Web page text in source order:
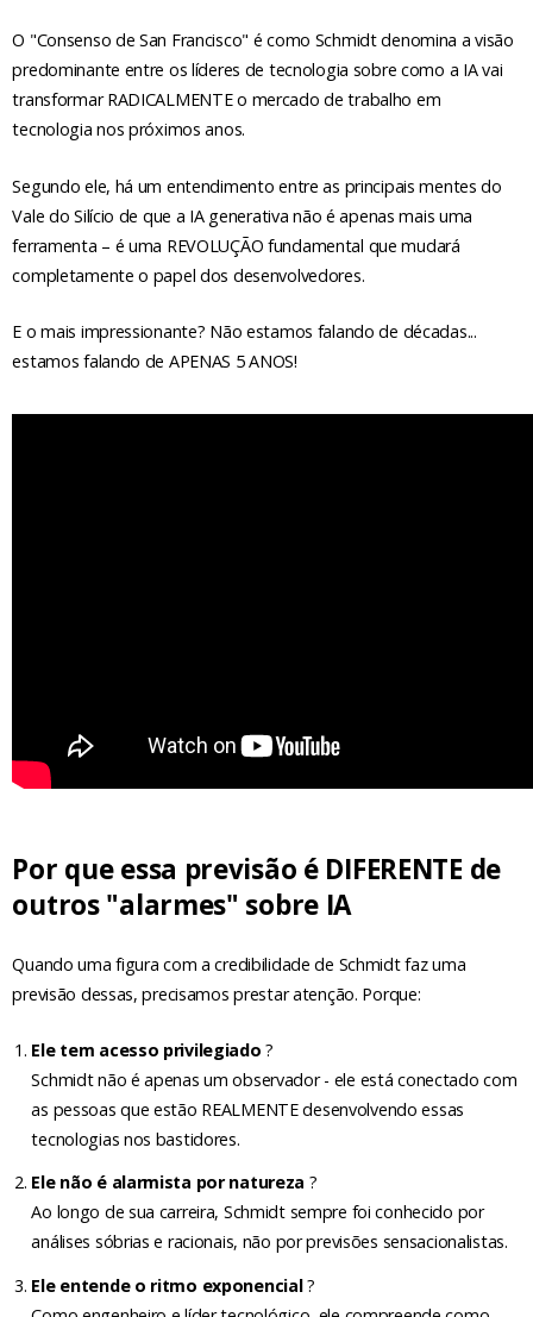
O "Consenso de San Francisco" é como Schmidt denomina a visão
predominante entre os líderes de tecnologia sobre como a IA vai
transformar RADICALMENTE o mercado de trabalho em
tecnologia nos próximos anos.
Segundo ele, há um entendimento entre as principais mentes do
Vale do Silício de que a IA generativa não é apenas mais uma
ferramenta – é uma REVOLUÇÃO fundamental que mudará
completamente o papel dos desenvolvedores.
E o mais impressionante? Não estamos falando de décadas...
estamos falando de APENAS 5 ANOS!
Por que essa previsão é DIFERENTE de
outros "alarmes" sobre IA
Quando uma figura com a credibilidade de Schmidt faz uma
previsão dessas, precisamos prestar atenção. Porque:
Ele tem acesso privilegiado ?
Schmidt não é apenas um observador - ele está conectado com
as pessoas que estão REALMENTE desenvolvendo essas
tecnologias nos bastidores.
Ele não é alarmista por natureza ?
Ao longo de sua carreira, Schmidt sempre foi conhecido por
análises sóbrias e racionais, não por previsões sensacionalistas.
Ele entende o ritmo exponencial?